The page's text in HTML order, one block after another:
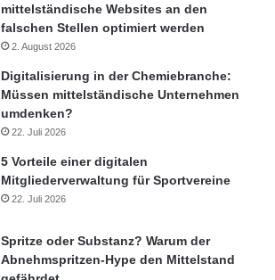
mittelständische Websites an den
falschen Stellen optimiert werden
2. August 2026
Digitalisierung in der Chemiebranche:
Müssen mittelständische Unternehmen
umdenken?
22. Juli 2026
5 Vorteile einer digitalen
Mitgliederverwaltung für Sportvereine
22. Juli 2026
Spritze oder Substanz? Warum der
Abnehmspritzen-Hype den Mittelstand